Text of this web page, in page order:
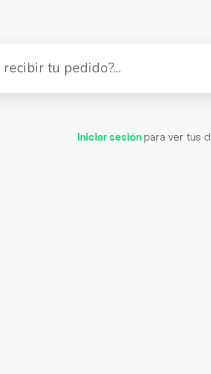
Iniciar sesión para ver tus